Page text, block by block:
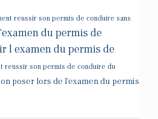
reussir son permis de conduire sans
du permis de
l examen du permis de
reussir son permis de conduire du
poser lors de l'examen du permis